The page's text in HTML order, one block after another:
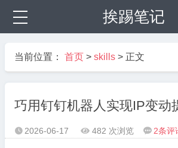
挨踢笔记
当前位置： 首页 > skills > 正文
巧用钉钉机器人实现IP变动
 2026-06-17  482 次浏览  2条评